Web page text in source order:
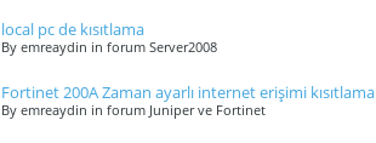
local pc de kısıtlama
By emreaydin in forum Server2008
Fortinet 200A Zaman ayarlı internet erişimi kısıtlama
By emreaydin in forum Juniper ve Fortinet